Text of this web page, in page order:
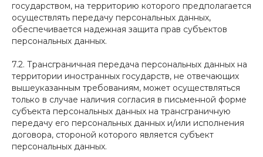
государством, на территорию которого предполагается
осуществлять передачу персональных данных,
обеспечивается надежная защита прав субъектов
персональных данных.
7.2. Трансграничная передача персональных данных на
территории иностранных государств, не отвечающих
вышеуказанным требованиям, может осуществляться
только в случае наличия согласия в письменной форме
субъекта персональных данных на трансграничную
передачу его персональных данных и/или исполнения
договора, стороной которого является субъект
персональных данных.